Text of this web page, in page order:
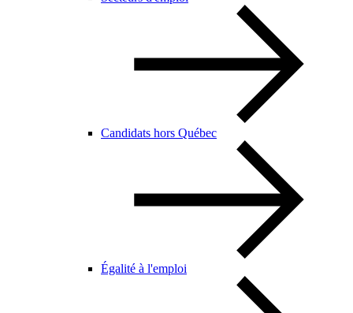
Candidats hors Québec
Égalité à l'emploi